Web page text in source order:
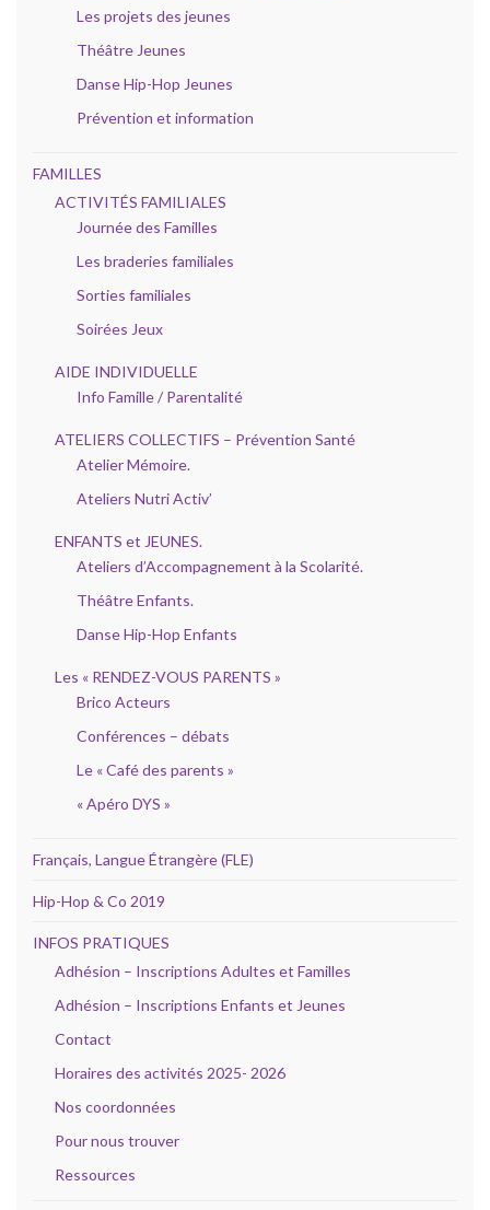
Les projets des jeunes
Théâtre Jeunes
Danse Hip-Hop Jeunes
Prévention et information
FAMILLES
ACTIVITÉS FAMILIALES
Journée des Familles
Les braderies familiales
Sorties familiales
Soirées Jeux
AIDE INDIVIDUELLE
Info Famille / Parentalité
ATELIERS COLLECTIFS – Prévention Santé
Atelier Mémoire.
Ateliers Nutri Activ’
ENFANTS et JEUNES.
Ateliers d’Accompagnement à la Scolarité.
Théâtre Enfants.
Danse Hip-Hop Enfants
Les « RENDEZ-VOUS PARENTS »
Brico Acteurs
Conférences – débats
Le « Café des parents »
« Apéro DYS »
Français, Langue Étrangère (FLE)
Hip-Hop & Co 2019
INFOS PRATIQUES
Adhésion – Inscriptions Adultes et Familles
Adhésion – Inscriptions Enfants et Jeunes
Contact
Horaires des activités 2025- 2026
Nos coordonnées
Pour nous trouver
Ressources